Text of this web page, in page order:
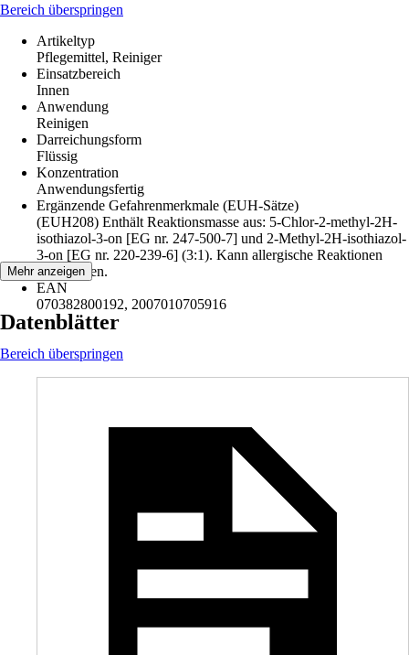
Bereich überspringen
Artikeltyp
Pflegemittel, Reiniger
Einsatzbereich
Innen
Anwendung
Reinigen
Darreichungsform
Flüssig
Konzentration
Anwendungsfertig
Ergänzende Gefahrenmerkmale (EUH-Sätze)
(EUH208) Enthält Reaktionsmasse aus: 5-Chlor-2-methyl-2H-
isothiazol-3-on [EG nr. 247-500-7] und 2-Methyl-2H-isothiazol-
3-on [EG nr. 220-239-6] (3:1). Kann allergische Reaktionen
hervorrufen.
EAN
070382800192, 2007010705916
Mehr anzeigen
Datenblätter
Bereich überspringen